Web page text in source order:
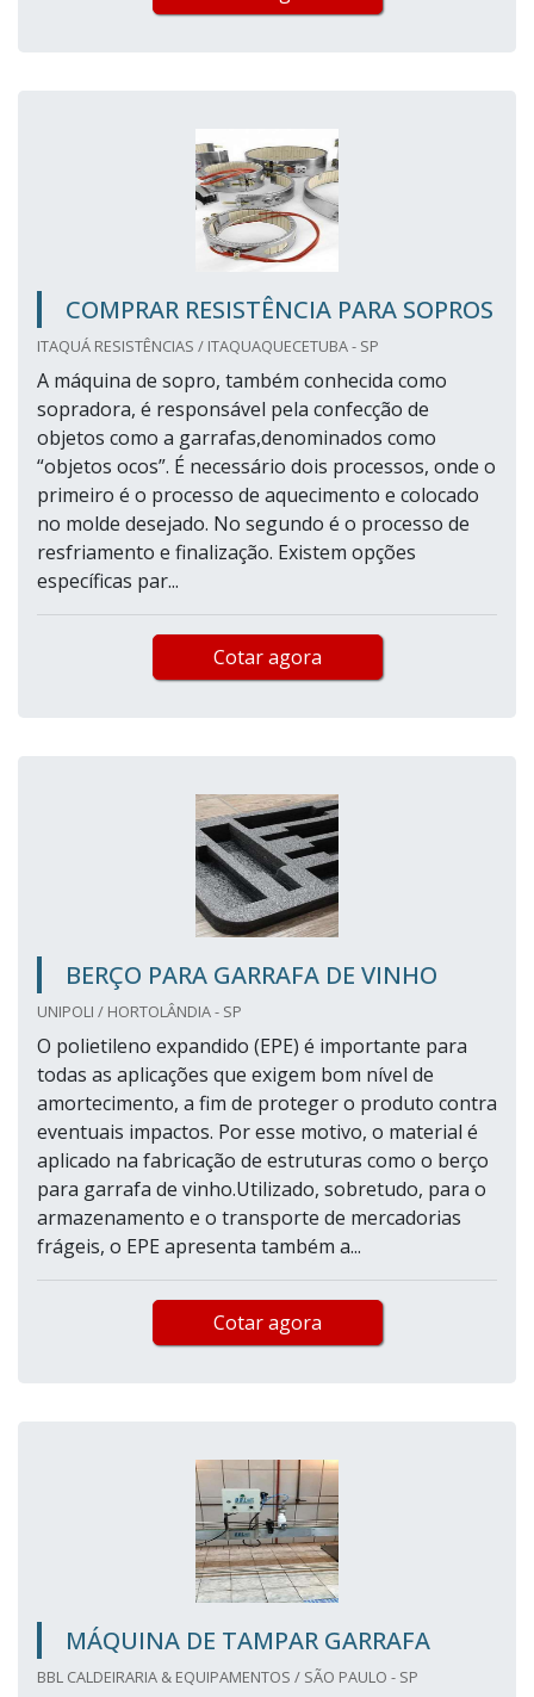
COMPRAR RESISTÊNCIA PARA SOPROS
ITAQUÁ RESISTÊNCIAS / ITAQUAQUECETUBA - SP
A máquina de sopro, também conhecida como
sopradora, é responsável pela confecção de
objetos como a garrafas,denominados como
“objetos ocos”. É necessário dois processos, onde o
primeiro é o processo de aquecimento e colocado
no molde desejado. No segundo é o processo de
resfriamento e finalização. Existem opções
específicas par...
Cotar agora
BERÇO PARA GARRAFA DE VINHO
UNIPOLI / HORTOLÂNDIA - SP
O polietileno expandido (EPE) é importante para
todas as aplicações que exigem bom nível de
amortecimento, a fim de proteger o produto contra
eventuais impactos. Por esse motivo, o material é
aplicado na fabricação de estruturas como o berço
para garrafa de vinho.Utilizado, sobretudo, para o
armazenamento e o transporte de mercadorias
frágeis, o EPE apresenta também a...
Cotar agora
MÁQUINA DE TAMPAR GARRAFA
BBL CALDEIRARIA & EQUIPAMENTOS / SÃO PAULO - SP